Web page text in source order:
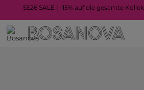
SS26 SALE | -15% auf die gesamte